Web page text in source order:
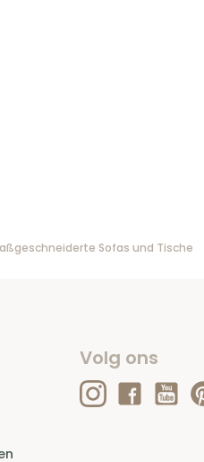
Sofas und Tische
Volg ons